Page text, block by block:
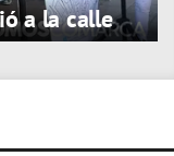
a la calle